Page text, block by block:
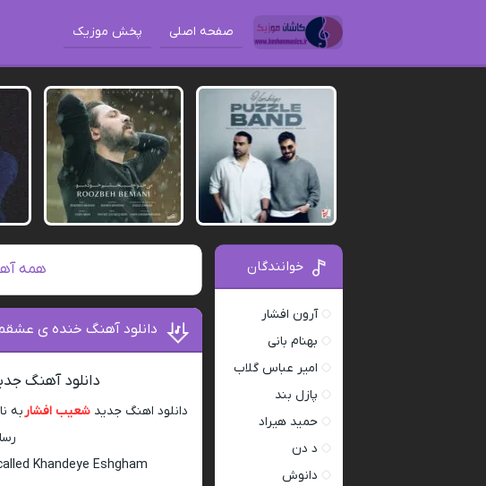
صفحه اصلی پخش موزیک
همه
دانلود آهنگ خنده ی
دانلود آهنگ
دانلود اهنگ جدیدشعیب افشاربه
Khandeye Eshgham
خوانندگان
آرون افشار
بهنام بانی
امیر عباس گلاب
پازل بند
حمید هیراد
د دن
دانوش